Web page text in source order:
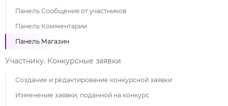
Панель Сообщения от участников
Панель Комментарии
Панель Магазин
Участнику. Конкурсные заявки
Создание и редактирование конкурсной заявки
Изменение заявки, поданной на конкурс